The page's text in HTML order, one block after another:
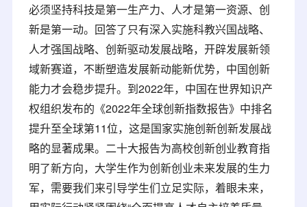
必须坚持科技是第一生产力、人才是第一资源、创
新是第一动。回答了只有深入实施科教兴国战略、
人才强国战略、创新驱动发展战略，开辟发展新领
域新赛道，不断塑造发展新动能新优势，中国创新
能力才会稳步提升。到2022年，中国在世界知识产
权组织发布的《2022年全球创新指数报告》中排名
提升至全球第11位，这是国家实施创新创新发展战
略的显著成果。二十大报告为高校创新创业教育指
明了新方向，大学生作为创新创业未来发展的生力
军，需要我们来引导学生们立足实际，着眼未来，